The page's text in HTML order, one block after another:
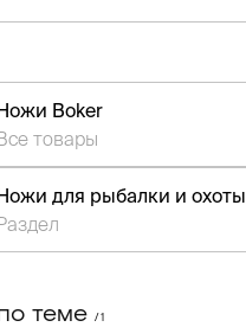
Boker
товары
для рыбалки и охоты
теме / 1